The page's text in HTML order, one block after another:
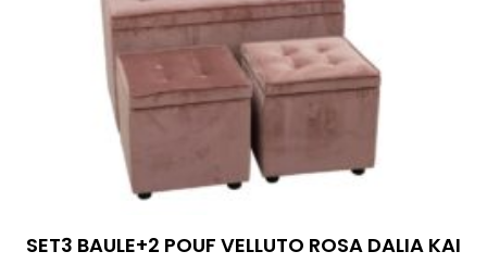
SET3 BAULE+2 POUF VELLUTO ROSA DALIA KAI